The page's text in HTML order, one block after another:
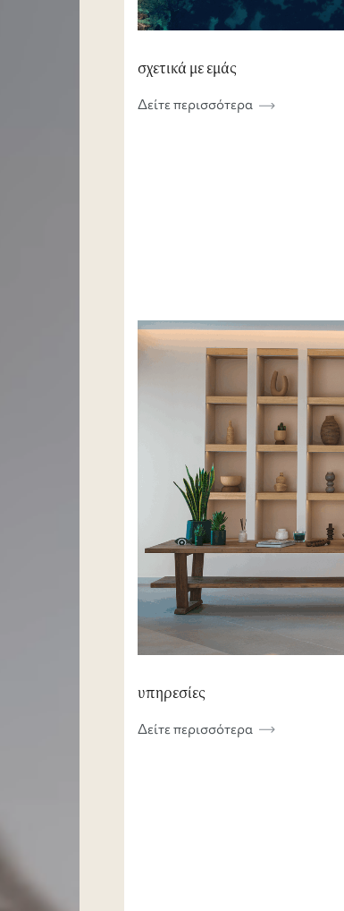
σχετικά με εμάς
Δείτε περισσότερα
υπηρεσίες
Δείτε περισσότερα